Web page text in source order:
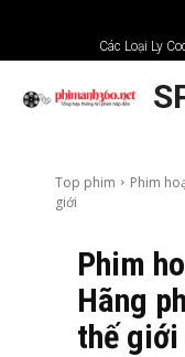
Các Loại Ly
Xem phim trải
Top phim
Phim
giới
Phim
Hãng
thế giới